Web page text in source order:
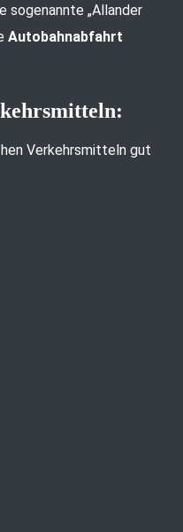
sogenannte „Allander
Autobahnabfahrt
Verkehrsmitteln gut